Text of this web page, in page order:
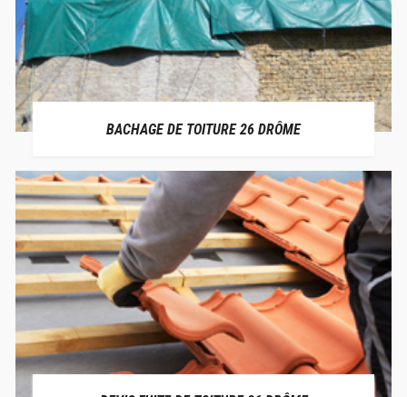
BACHAGE DE TOITURE 26 DRÔME